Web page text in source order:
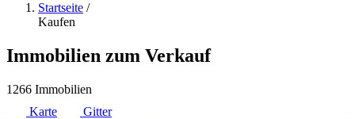
Startseite /
Kaufen
Immobilien zum Verkauf
1266 Immobilien
Karte
Gitter